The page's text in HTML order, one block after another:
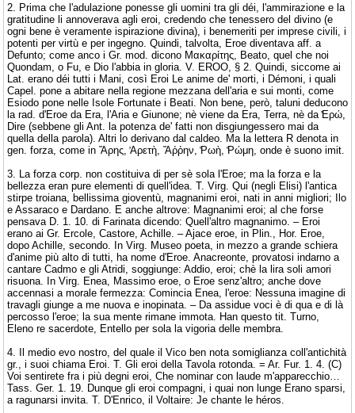
2. Prima che l'adulazione ponesse gli uomini tra gli déi, l'ammirazione e la
gratitudine li annoverava agli eroi, credendo che tenessero del divino (e
ogni bene è veramente ispirazione divina), i benemeriti per imprese civili, i
potenti per virtù e per ingegno. Quindi, talvolta, Eroe diventava aff. a
Defunto; come anco i Gr. mod. dicono Μακαρίτης, Beato, quel che noi
Quondam, o Fu, e Dio l'abbia in gloria. V. EROO, § 2. Quindi, siccome ai
Lat. erano déi tutti i Mani, così Eroi Le anime de' morti, i Démoni, i quali
Capel. pone a abitare nella regione mezzana dell'aria e sui monti, come
Esiodo pone nelle Isole Fortunate i Beati. Non bene, però, taluni deducono
la rad. d'Eroe da Era, l'Aria e Giunone; nè viene da Era, Terra, nè da ̓Ερώ,
Dire (sebbene gli Ant. la potenza de' fatti non disgiungessero mai da
quella della parola). Altri lo derivano dal caldeo. Ma la lettera R denota in
gen. forza, come in Ἄρης, ̓Αρετὴ, Ἄῤῥην, ̔Ρωὴ, ̔Ρώμη, onde è suono imit.
3. La forza corp. non costituiva di per sè sola l'Eroe; ma la forza e la
bellezza eran pure elementi di quell'idea. T. Virg. Qui (negli Elisi) l'antica
stirpe troiana, bellissima gioventù, magnanimi eroi, nati in anni migliori; Ilo
e Assaraco e Dardano. E anche altrove: Magnanimi eroi; al che forse
pensava D. 1. 10. di Farinata dicendo: Quell'altro magnanimo. – Eroi
erano ai Gr. Ercole, Castore, Achille. – Ajace eroe, in Plin., Hor. Eroe,
dopo Achille, secondo. In Virg. Museo poeta, in mezzo a grande schiera
d'anime più alto di tutti, ha nome d'Eroe. Anacreonte, provatosi indarno a
cantare Cadmo e gli Atridi, soggiunge: Addio, eroi; chè la lira soli amori
risuona. In Virg. Enea, Massimo eroe, o Eroe senz'altro; anche dove
accennasi a morale fermezza: Comincia Enea, l'eroe: Nessuna imagine di
travagli giunge a me nuova e inopinata. – Da assidue voci è di qua e di là
percosso l'eroe; la sua mente rimane immota. Han questo tit. Turno,
Eleno re sacerdote, Entello per sola la vigoria delle membra.
4. Il medio evo nostro, del quale il Vico ben nota somiglianza coll'antichità
gr., i suoi chiama Eroi. T. Gli eroi della Tavola rotonda. = Ar. Fur. 1. 4. (C)
Voi sentirete fra i più degni eroi, Che nominar con laude m'apparecchio…
Tass. Ger. 1. 19. Dunque gli eroi compagni, i quai non lunge Erano sparsi,
a ragunarsi invita. T. D'Enrico, il Voltaire: Je chante le héros.